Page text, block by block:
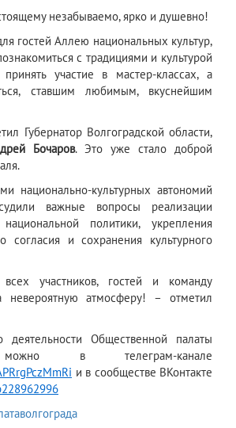
незабываемо, ярко и душевно!
гостей Аллею национальных культур,
с традициями и культурой
участие в мастер-классах, а
ставшим любимым, вкуснейшим
Губернатор Волгоградской области,
Бочаров. Это уже стало доброй
национально‑культурных автономий
важные вопросы реализации
национальной политики, укрепления
согласия и сохранения культурного
участников, гостей и команду
невероятную атмосферу! – отметил
деятельности Общественной палаты
можно в телеграм-канале
и в сообществе ВКонтакте